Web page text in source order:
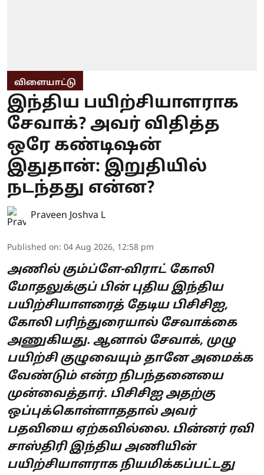
விளையாட்டு
இந்திய பயிற்சியாளராக
சேவாக்? அவர் விதித்த
ஒரே கண்டிஷன்
இதுதான்: இறுதியில்
நடந்தது என்ன?
Praveen Joshva L
Published on: 04 Aug 2026, 12:58 pm
அணில் கும்ப்ளே-விராட் கோலி
மோதலுக்குப் பின் புதிய இந்திய
பயிற்சியாளரைத் தேடிய பிசிசிஐ,
கோலி பரிந்துரையால் சேவாக்கை
அணுகியது. ஆனால் சேவாக், முழு
பயிற்சி குழுவையும் தானே அமைக்க
வேண்டும் என்ற நிபந்தனையை
முன்வைத்தார். பிசிசிஐ அதற்கு
ஒப்புக்கொள்ளாததால் அவர்
பதவியை ஏற்கவில்லை. பின்னர் ரவி
சாஸ்திரி இந்திய அணியின்
பயிற்சியாளராக நியமிக்கப்பட்டது